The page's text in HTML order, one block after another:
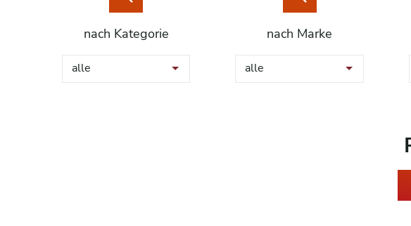
nach Kategorie
alle
nach Marke
alle